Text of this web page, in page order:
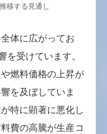
移する見通し
体に広がってお
を受けています。
燃料価格の上昇が
を及ぼしていま
特に顕著に悪化し
費の高騰が生産コ